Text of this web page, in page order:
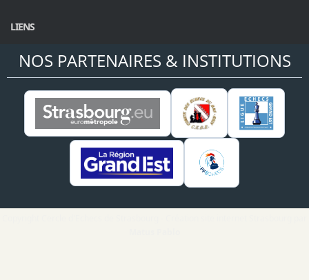
LIENS
NOS PARTENAIRES & INSTITUTIONS